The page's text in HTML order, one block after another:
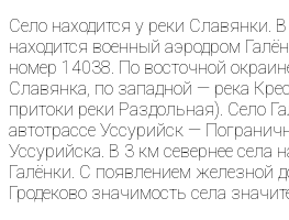
Село находится у реки Славянки. В
находится военный аэродром
номер 14038. По восточной
Славянка, по западной — река
притоки реки Раздольная). Село
автотрассе Уссурийск —
Уссурийска. В 3 км севернее села
Галёнки. С появлением железной
Гродеково значимость села